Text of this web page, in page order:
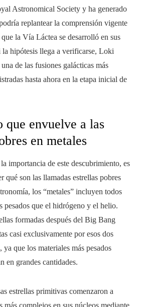
Astronomical Society y ha generado
replantear la comprensión vigente
la Vía Láctea se desarrolló en sus
la hipótesis llega a verificarse, Loki
de las fusiones galácticas más
hasta ahora en la etapa inicial de
que envuelve a las
en metales
importancia de este descubrimiento, es
qué son las llamadas estrellas pobres
los “metales” incluyen todos
pesados que el hidrógeno y el helio.
formadas después del Big Bang
casi exclusivamente por esos dos
ya que los materiales más pesados
en grandes cantidades.
estrellas primitivas comenzaron a